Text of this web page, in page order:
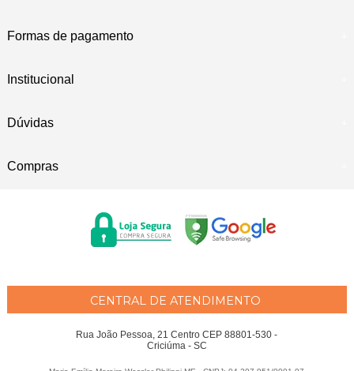
Formas de pagamento
Institucional
Dúvidas
Compras
CENTRAL DE ATENDIMENTO
Rua João Pessoa, 21 Centro CEP 88801-530 -
Criciúma - SC